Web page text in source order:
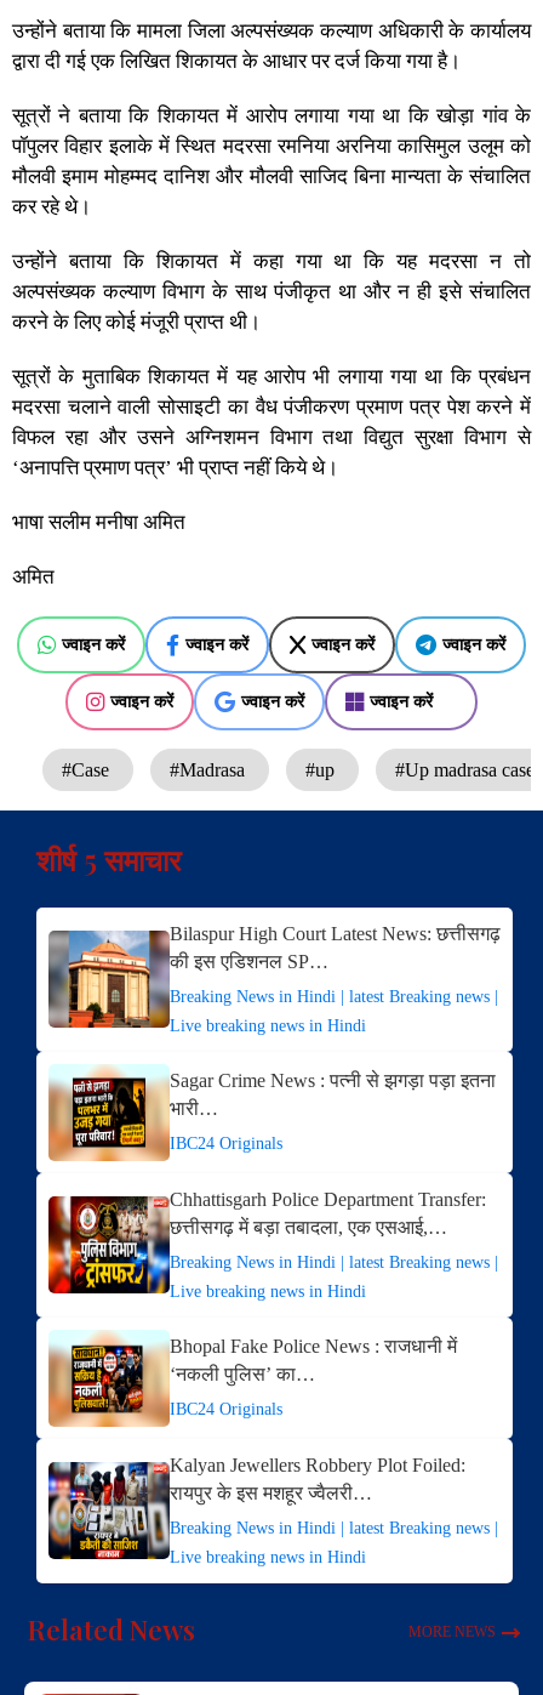
उन्होंने बताया कि मामला जिला अल्पसंख्यक कल्याण अधिकारी के कार्यालय
द्वारा दी गई एक लिखित शिकायत के आधार पर दर्ज किया गया है।
सूत्रों ने बताया कि शिकायत में आरोप लगाया गया था कि खोड़ा गांव के
पॉपुलर विहार इलाके में स्थित मदरसा रमनिया अरनिया कासिमुल उलूम को
मौलवी इमाम मोहम्मद दानिश और मौलवी साजिद बिना मान्यता के संचालित
कर रहे थे।
उन्होंने बताया कि शिकायत में कहा गया था कि यह मदरसा न तो
अल्पसंख्यक कल्याण विभाग के साथ पंजीकृत था और न ही इसे संचालित
करने के लिए कोई मंजूरी प्राप्त थी।
सूत्रों के मुताबिक शिकायत में यह आरोप भी लगाया गया था कि प्रबंधन
मदरसा चलाने वाली सोसाइटी का वैध पंजीकरण प्रमाण पत्र पेश करने में
विफल रहा और उसने अग्निशमन विभाग तथा विद्युत सुरक्षा विभाग से
‘अनापत्ति प्रमाण पत्र’ भी प्राप्त नहीं किये थे।
भाषा सलीम मनीषा अमित
अमित
ज्वाइन करें ज्वाइन करें ज्वाइन करें ज्वाइन करें
ज्वाइन करें ज्वाइन करें ज्वाइन करें
#Case #Madrasa #up #Up madrasa case
शीर्ष 5 समाचार
Bilaspur High Court Latest News: छत्तीसगढ़
की इस एडिशनल SP…
Breaking News in Hindi | latest Breaking news |
Live breaking news in Hindi
Sagar Crime News : पत्नी से झगड़ा पड़ा इतना
भारी…
IBC24 Originals
Chhattisgarh Police Department Transfer:
छत्तीसगढ़ में बड़ा तबादला, एक एसआई,…
Breaking News in Hindi | latest Breaking news |
Live breaking news in Hindi
Bhopal Fake Police News : राजधानी में
‘नकली पुलिस’ का…
IBC24 Originals
Kalyan Jewellers Robbery Plot Foiled:
रायपुर के इस मशहूर ज्वैलरी…
Breaking News in Hindi | latest Breaking news |
Live breaking news in Hindi
Related News MORE NEWS